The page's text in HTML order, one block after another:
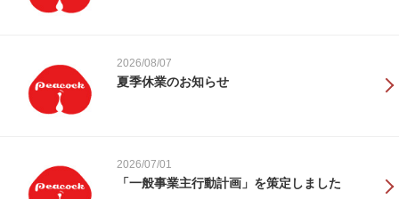
2026/08/07
夏季休業のお知らせ
2026/07/01
「一般事業主行動計画」を策定しました